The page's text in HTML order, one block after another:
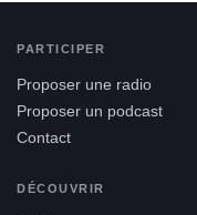
PARTICIPER
Proposer une radio
Proposer un podcast
Contact
DÉCOUVRIR